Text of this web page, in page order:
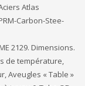
Atlas
Carbon-Stee-
2129. Dimensions.
de température,
Aveugles « Table »